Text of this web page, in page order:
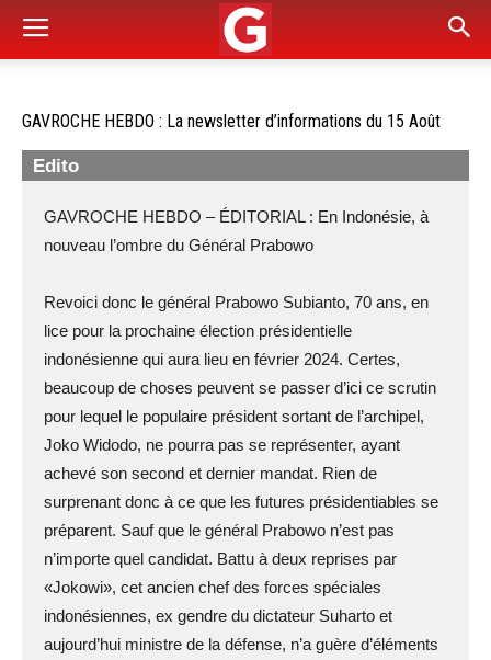
GAVROCHE HEBDO : La newsletter d’informations du 15 Août
Edito
GAVROCHE HEBDO – ÉDITORIAL : En Indonésie, à
nouveau l’ombre du Général Prabowo
Revoici donc le général Prabowo Subianto, 70 ans, en
lice pour la prochaine élection présidentielle
indonésienne qui aura lieu en février 2024. Certes,
beaucoup de choses peuvent se passer d’ici ce scrutin
pour lequel le populaire président sortant de l’archipel,
Joko Widodo, ne pourra pas se représenter, ayant
achevé son second et dernier mandat. Rien de
surprenant donc à ce que les futures présidentiables se
préparent. Sauf que le général Prabowo n’est pas
n’importe quel candidat. Battu à deux reprises par
«Jokowi», cet ancien chef des forces spéciales
indonésiennes, ex gendre du dictateur Suharto et
aujourd’hui ministre de la défense, n’a guère d’éléments